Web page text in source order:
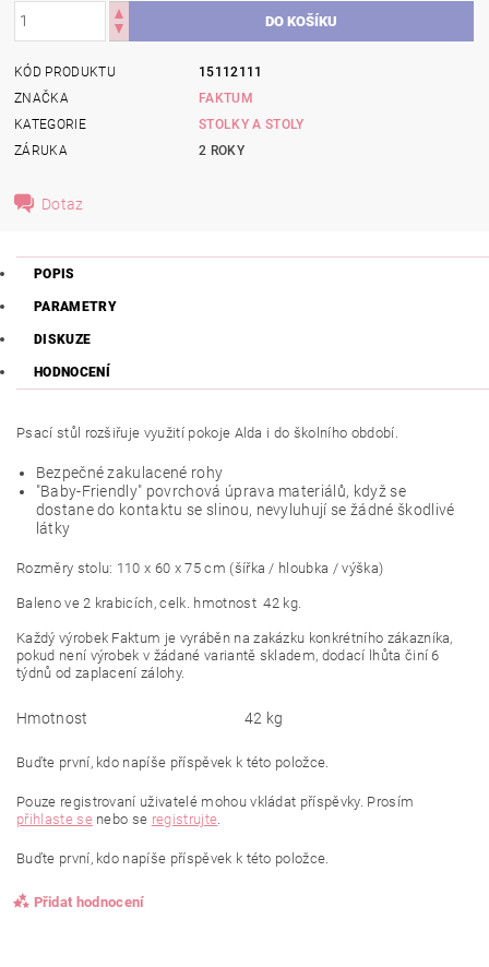
KÓD PRODUKTU
15112111
ZNAČKA
FAKTUM
KATEGORIE
STOLKY A STOLY
ZÁRUKA
2 ROKY
Dotaz
POPIS
PARAMETRY
DISKUZE
HODNOCENÍ
Psací stůl rozšiřuje využití pokoje Alda i do školního období.
Bezpečné zakulacené rohy
"Baby-Friendly" povrchová úprava materiálů, když se
dostane do kontaktu se slinou, nevyluhují se žádné škodlivé
látky
Rozměry stolu: 110 x 60 x 75 cm (šířka / hloubka / výška)
Baleno ve 2 krabicích, celk. hmotnost 42 kg.
Každý výrobek Faktum je vyráběn na zakázku konkrétního zákazníka,
pokud není výrobek v žádané variantě skladem, dodací lhůta činí 6
týdnů od zaplacení zálohy.
Hmotnost 42 kg
Buďte první, kdo napíše příspěvek k této položce.
Pouze registrovaní uživatelé mohou vkládat příspěvky. Prosím
přihlaste senebo se registrujte.
Buďte první, kdo napíše příspěvek k této položce.
Přidat hodnocení